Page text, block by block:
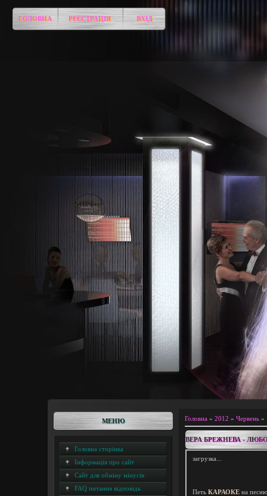
ГОЛОВНА РЕЄСТРАЦІЯ ВХІД
МЕНЮ
Головна сторінка
Інформація про сайт
Сайт для обміну мінусів
FAQ питання відповідь
Головна » 2012 » Червень »
ВЕРА БРЕЖНЕВА -
загрузка...
Петь КАРАОКЕ на